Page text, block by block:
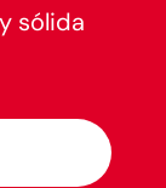
sólida